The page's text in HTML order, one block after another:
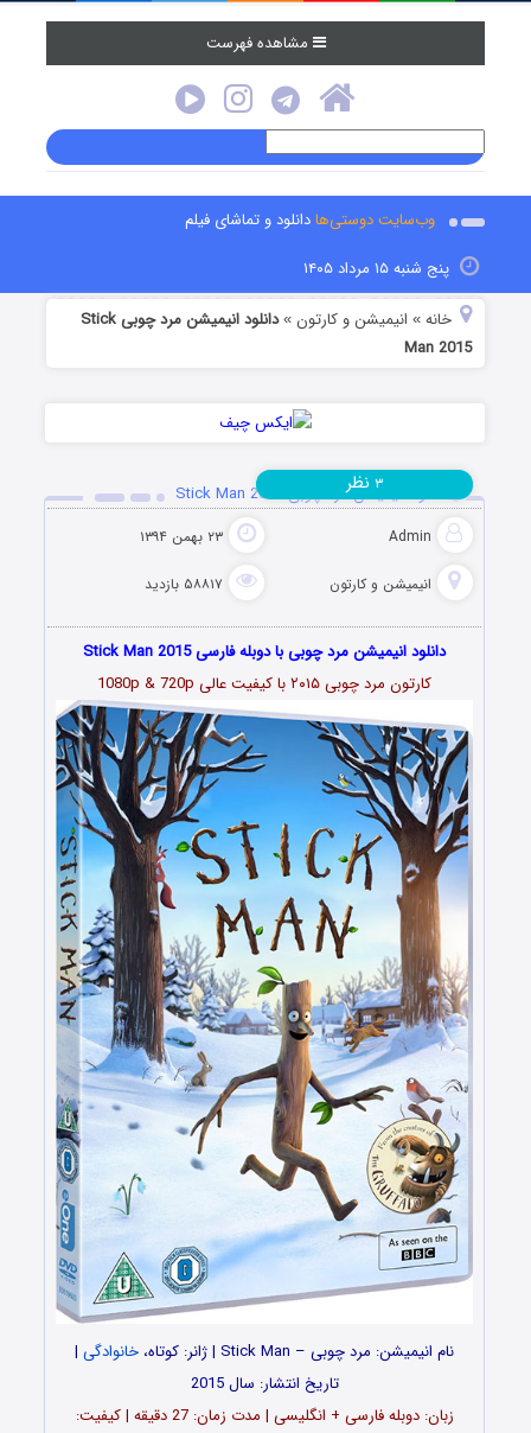
مشاهده فهرست
وب‌سایت دوستی‌هادانلود و تماشای فیلم
پنج شنبه ۱۵ مرداد ۱۴۰۵
خانه » انیمیشن و کارتون »
دانلود انیمیشن مرد چوبی Stick
Man 2015
دانلود انیمیشن مرد چوبی Stick Man 2015
Admin ۲۳ بهمن ۱۳۹۴
انیمیشن و کارتون ۵۸۸۱۷ بازدید
۳ نظر
دانلود انیمیشن مرد چوبی با دوبله فارسی Stick Man 2015
کارتون مرد چوبی۲۰۱۵با کیفیت عالی 1080p & 720p
نام انیمیشن: مرد چوبی – Stick Man | ژانر: کوتاه، خانوادگی |
تاریخ انتشار: سال 2015
زبان: دوبله فارسی + انگلیسی | مدت زمان: 27 دقیقه | کیفیت: